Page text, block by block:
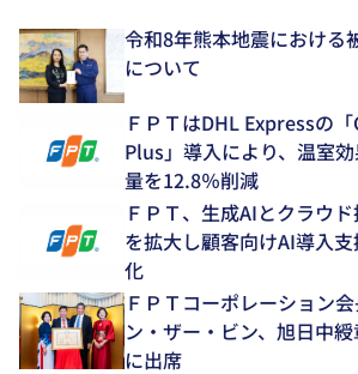
令和8年熊本地震における
について
ＦＰＴはDHL Expressの
Plus」導入により、温室
量を12.8％削減
ＦＰＴ、生成AIとクラウ
を拡大し顧客向けAI導入
化
ＦＰＴコーポレーション
ン・ザー・ビン、旭日中
に出席